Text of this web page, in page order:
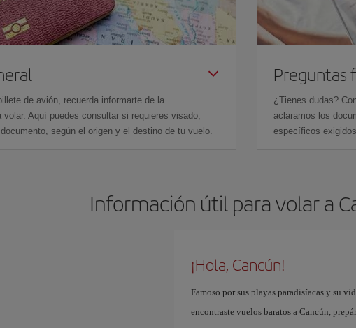
de avión, recuerda informarte de la
Aquí puedes consultar si requieres visado,
según el origen y el destino de tu vuelo.
Preguntas
¿Tienes dudas?
aclaramos los
específicos
Información útil para volar a
¡Hola, Cancún!
Famoso por sus playas paradisíacas y su
encontraste vuelos baratos a Cancún,